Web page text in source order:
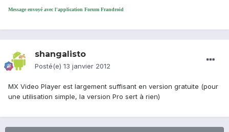
Message envoyé avec l'application Forum Frandroid
shangalisto
Posté(e) 13 janvier 2012
MX Video Player est largement suffisant en version gratuite (pour
une utilisation simple, la version Pro sert à rien)